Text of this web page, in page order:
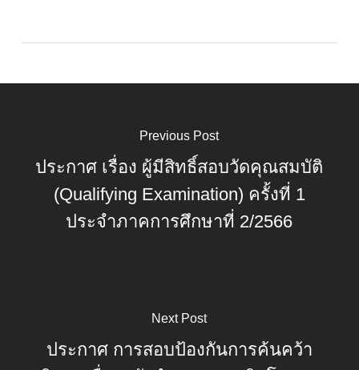
Previous Post
ประกาศ เรื่อง ผู้มีสิทธิ์สอบวัดคุณสมบัติ
(Qualifying Examination) ครั้งที่ 1
ประจำภาคการศึกษาที่ 2/2566
Next Post
ประกาศ การสอบป้องกันการค้นคว้า